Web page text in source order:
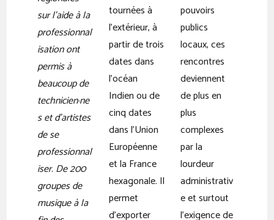
sur l’aide à la
professionnal
isation ont
permis à
beaucoup de
technicien·ne
s et d’artistes
de se
professionnal
iser. De 200
groupes de
musique à la
tournées à
l’extérieur, à
partir de trois
dates dans
l’océan
Indien ou de
cinq dates
dans l’Union
Européenne
et la France
hexagonale. Il
permet
d’exporter
pouvoirs
publics
locaux, ces
rencontres
deviennent
de plus en
plus
complexes
par la
lourdeur
administrativ
e et surtout
l’exigence de